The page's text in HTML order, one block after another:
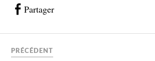
Partager
PRÉCÉDENT